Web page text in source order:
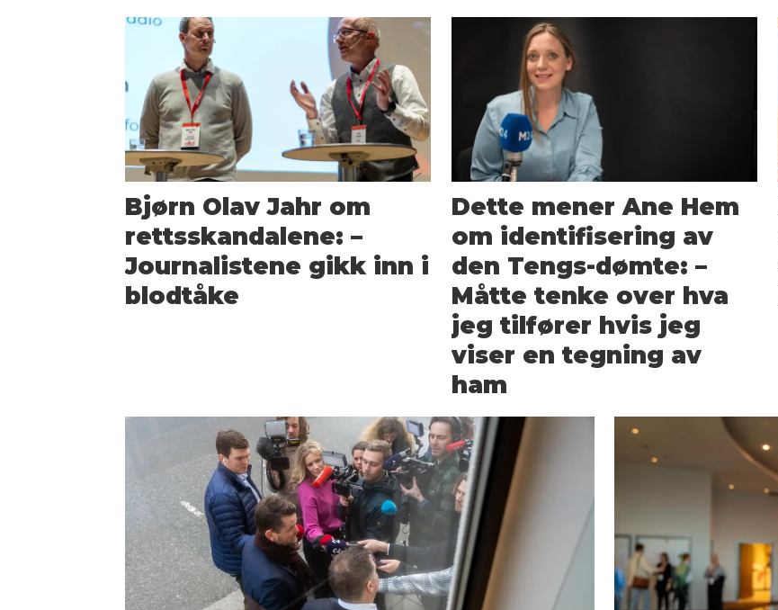
Bjørn Olav Jahr om
rettsskandalene: –
Journalistene gikk inn i
blodtåke
Dette mener Ane Hem
om identifisering av
den Tengs-dømte: –
Måtte tenke over hva
jeg tilfører hvis jeg
viser en tegning av
ham